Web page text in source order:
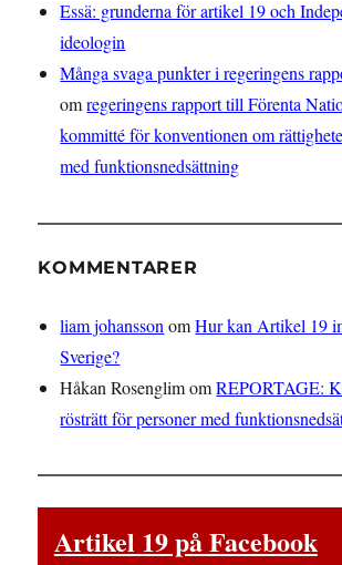
Essä: grunderna för artikel 19 och
ideologin
Många svaga punkter i regeringens
omregeringens rapport till Förenta
kommitté för konventionen om
med funktionsnedsättning
KOMMENTARER
liam johansson omHur kan Artikel 19
Sverige?
Håkan RosenglimomREPORTAGE:
rösträtt för personer med
Artikel 19 på Facebook